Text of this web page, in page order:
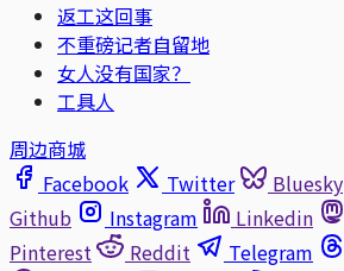
返工这回事
不重磅记者自留地
女人没有国家？
工具人
周边商城
Facebook
Twitter Bluesky
Github
Instagram Linkedin
Pinterest
Reddit Telegram